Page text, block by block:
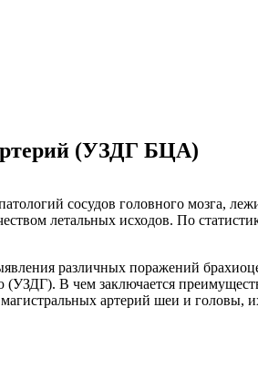
(УЗДГ БЦА)
сосудов головного мозга,
летальных исходов. По
различных поражений
(УЗДГ). В чем заключается
артерий шеи и